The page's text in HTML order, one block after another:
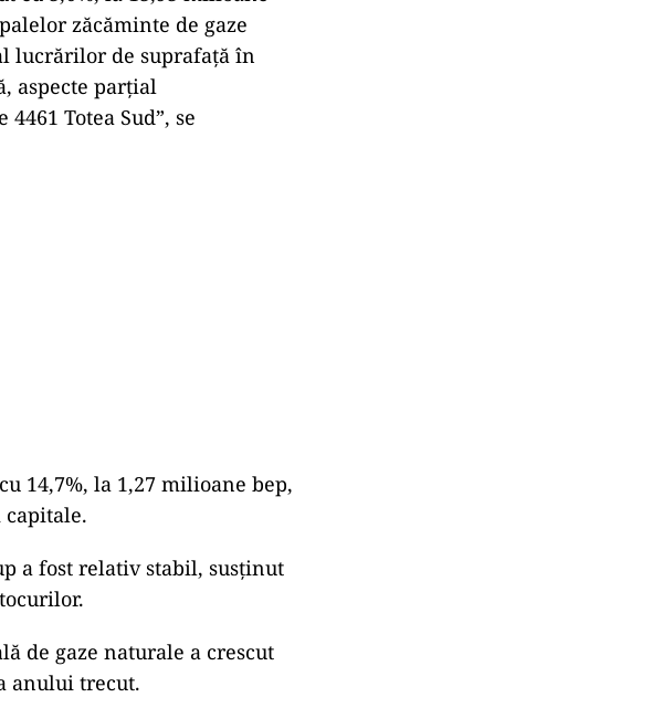
zăcăminte de gaze
lucrărilor de suprafaţă în
aspecte parţial
Totea Sud”, se
14,7%, la 1,27 milioane bep,
a fost relativ stabil, susţinut
de gaze naturale a crescut
anului trecut.